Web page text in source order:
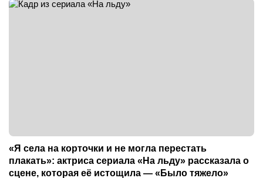
«Я села на корточки и не могла перестать
плакать»: актриса сериала «На льду» рассказала о
сцене, которая её истощила — «Было тяжело»